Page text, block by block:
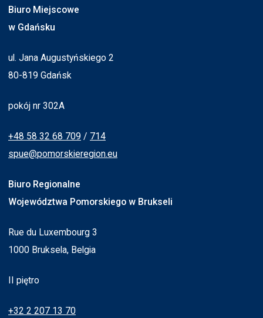
Biuro Miejscowe
w Gdańsku
ul. Jana Augustyńskiego 2
80-819 Gdańsk
pokój nr 302A
+48 58 32 68 709 / 714
spue@pomorskieregion.eu
Biuro Regionalne
Województwa Pomorskiego w Brukseli
Rue du Luxembourg 3
1000 Bruksela, Belgia
II piętro
+32 2 207 13 70